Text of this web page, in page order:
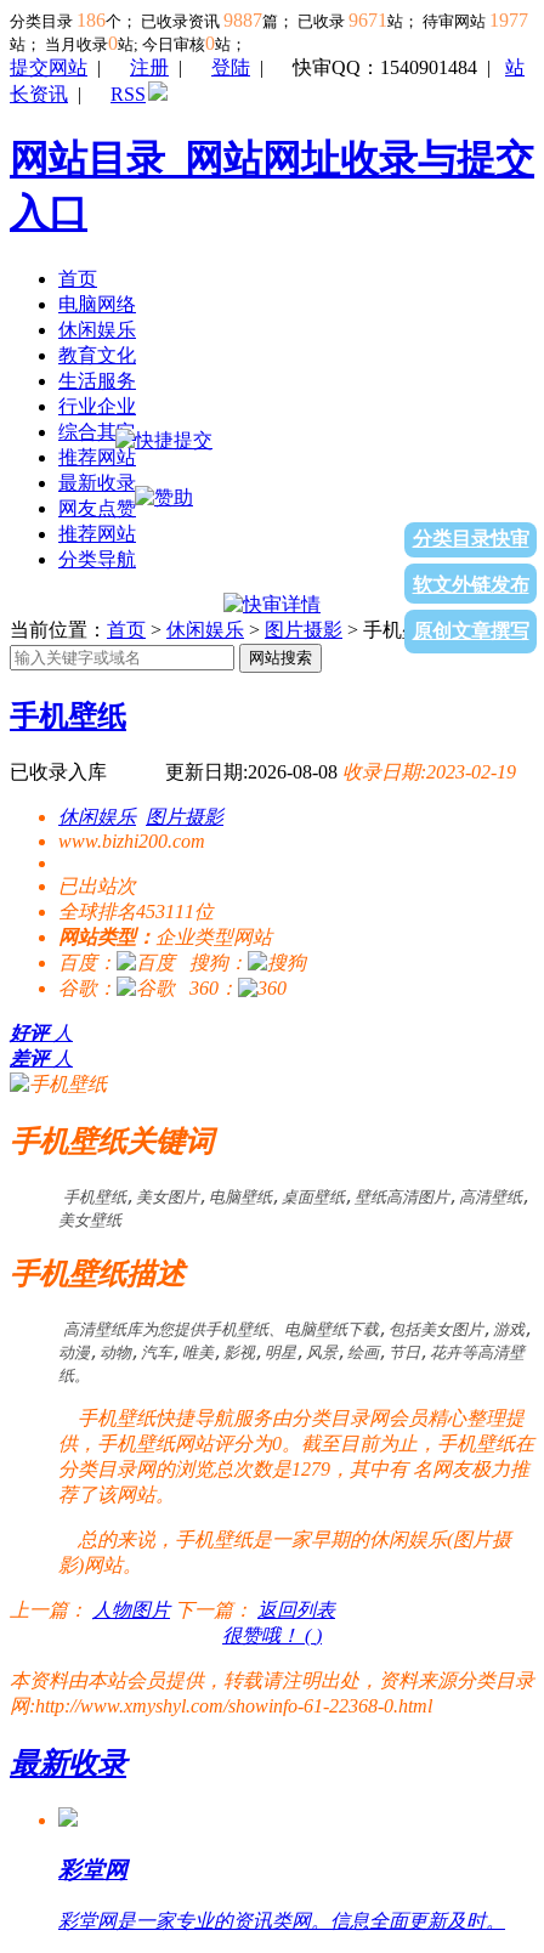
分类目录 186个； 已收录资讯 9887篇； 已收录 9671 站； 待审网站 1977
站； 当月收录0站; 今日审核0站；
提交网站 | 注册 | 登陆 |快审QQ：1540901484 | 站
长资讯 | RSS
网站目录_网站网址收录与提交
入口
首页
电脑网络
休闲娱乐
教育文化
生活服务
行业企业
综合其它
推荐网站
最新收录
网友点赞
推荐网站
分类导航
分类目录快审
软文外链发布
原创文章撰写
当前位置： 首页 > 休闲娱乐 > 图片摄影 > 手机壁纸
网站搜索
手机壁纸
已收录入库 更新日期:2026-08-08 收录日期:2023-02-19
休闲娱乐 图片摄影
www.bizhi200.com
已出站次
全球排名453111位
网站类型： 企业类型网站
百度：
搜狗：
谷歌：
360：
好评 人
差评 人
手机壁纸关键词
手机壁纸,美女图片,电脑壁纸,桌面壁纸,壁纸高清图片,高清壁纸,
美女壁纸
手机壁纸描述
高清壁纸库为您提供手机壁纸、电脑壁纸下载,包括美女图片,游戏,
动漫,动物,汽车,唯美,影视,明星,风景,绘画,节日,花卉等高清壁
纸。
手机壁纸快捷导航服务由分类目录网会员精心整理提
供，手机壁纸网站评分为0。截至目前为止，手机壁纸在
分类目录网的浏览总次数是1279，其中有名网友极力推
荐了该网站。
总的来说，手机壁纸是一家早期的休闲娱乐(图片摄
影)网站。
上一篇： 人物图片 下一篇：
返回列表
很赞哦！ ( )
本资料由本站会员提供，转载请注明出处，资料来源分类目录
网:http://www.xmyshyl.com/showinfo-61-22368-0.html
最新收录
彩堂网
彩堂网是一家专业的资讯类网。信息全面更新及时。